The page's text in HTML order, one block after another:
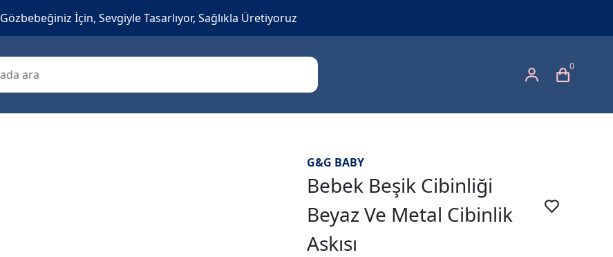
Gözbebeğiniz İçin, Sevgiyle Tasarlıyor, Sağlıkla Üretiyoruz
0
G&G BABY
Bebek Beşik Cibinliği
Beyaz Ve Metal Cibinlik
Askısı